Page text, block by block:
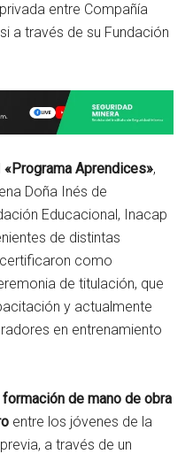
entre Compañía
a través de su Fundación
«Programa Aprendices»,
Doña Inés de
Educacional, Inacap
de distintas
como
de titulación, que
y actualmente
en entrenamiento
de mano de obra
entre los jóvenes de la
a través de un